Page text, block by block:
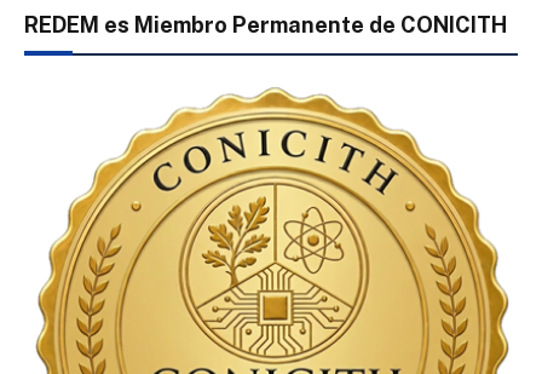
REDEM es Miembro Permanente de CONICITH